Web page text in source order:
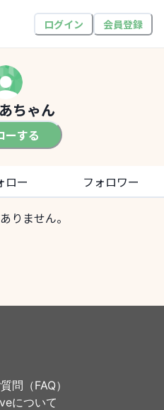
ログイン 会員登録
ちゃん
ーする
ロー フォロワー
りません。
問（FAQ）
について